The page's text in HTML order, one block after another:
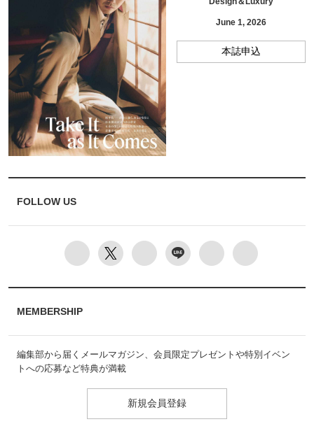
June 1, 2026
本誌申込
FOLLOW US
MEMBERSHIP
編集部から届くメールマガジン、会員限定プレゼントや特別イベン
トへの応募など特典が満載
新規会員登録